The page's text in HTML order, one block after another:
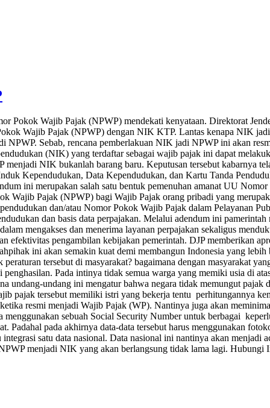
Pokok Wajib Pajak (NPWP) mendekati kenyataan. Direktorat
Wajib Pajak (NPWP) dengan NIK KTP. Lantas kenapa NIK
Sebab, rencana pemberlakuan NIK jadi NPWP ini akan
(NIK) yang terdaftar sebagai wajib pajak ini dapat
NIK bukanlah barang baru. Keputusan tersebut kabarnya
Kependudukan, Data Kependudukan, dan Kartu Tanda
ini merupakan salah satu bentuk pemenuhan amanat UU
Pajak (NPWP) bagi Wajib Pajak orang pribadi yang
dan/atau Nomor Pokok Wajib Pajak dalam Pelayanan
dan basis data perpajakan. Melalui adendum ini
mengakses dan menerima layanan perpajakan sekaligus
efektivitas pengambilan kebijakan pemerintah. DJP memberikan
ini akan semakin kuat demi membangun Indonesia yang
tersebut di masyarakat? bagaimana dengan masyarakat
Pada intinya tidak semua warga yang memiki usia di
undang-undang ini mengatur bahwa negara tidak memungut
pajak tersebut memiliki istri yang bekerja tentu perhitungannya
resmi menjadi Wajib Pajak (WP). Nantinya juga akan
sebuah Social Security Number untuk berbagai
Padahal pada akhirnya data-data tersebut harus menggunakan
satu data nasional. Data nasional ini nantinya akan
menjadi NIK yang akan berlangsung tidak lama lagi.